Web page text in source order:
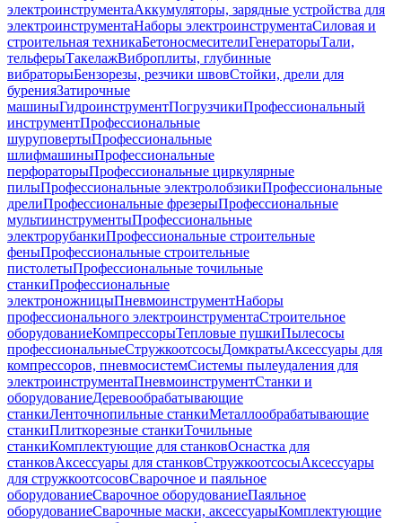
электроинструментаАккумуляторы, зарядные устройства для
электроинструментаНаборы электроинструментаСиловая и
строительная техникаБетоносмесителиГенераторыТали,
тельферыТакелажВиброплиты, глубинные
вибраторыБензорезы, резчики швовСтойки, дрели для
буренияЗатирочные
машиныГидроинструментПогрузчикиПрофессиональный
инструментПрофессиональные
шуруповертыПрофессиональные
шлифмашиныПрофессиональные
перфораторыПрофессиональные циркулярные
пилыПрофессиональные электролобзикиПрофессиональные
дрелиПрофессиональные фрезерыПрофессиональные
мультиинструментыПрофессиональные
электрорубанкиПрофессиональные строительные
феныПрофессиональные строительные
пистолетыПрофессиональные точильные
станкиПрофессиональные
электроножницыПневмоинструментНаборы
профессионального электроинструментаСтроительное
оборудованиеКомпрессорыТепловые пушкиПылесосы
профессиональныеСтружкоотсосыДомкратыАксессуары для
компрессоров, пневмосистемСистемы пылеудаления для
электроинструментаПневмоинструментСтанки и
оборудованиеДеревообрабатывающие
станкиЛенточнопильные станкиМеталлообрабатывающие
станкиПлиткорезные станкиТочильные
станкиКомплектующие для станковОснастка для
станковАксессуары для станковСтружкоотсосыАксессуары
для стружкоотсосовСварочное и паяльное
оборудованиеСварочное оборудованиеПаяльное
оборудованиеСварочные маски, аксессуарыКомплектующие